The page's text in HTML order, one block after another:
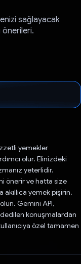
sağlayacak
önerileri.
yemekler
olur. Elinizdeki
yeterlidir.
önerir ve hatta size
yemek pişirin,
Gemini API,
konuşmalardan
özel tamamen